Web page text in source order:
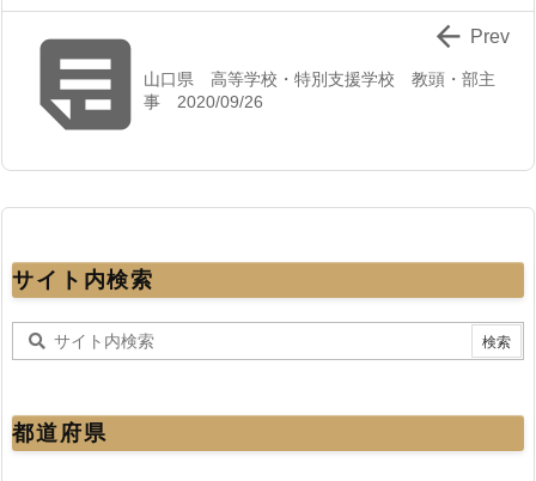
山口県 高等学校・特別支援学校 教頭・部主
事 2020/09/26
 Prev
サイト内検索
都道府県